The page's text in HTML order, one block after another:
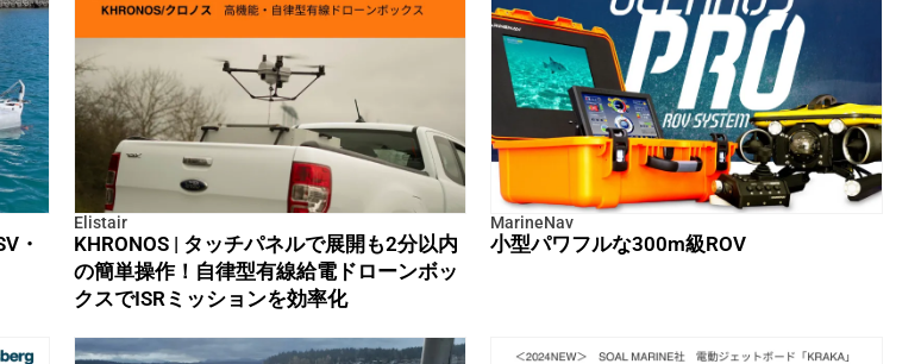
・
Elistair
KHRONOS | タッチパネルで展開も2分以内
の簡単操作！自律型有線給電ドローンボッ
クスでISRミッションを効率化
MarineNav
小型パワフルな300m級ROV